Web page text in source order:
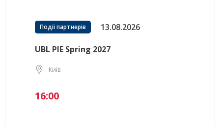
Події партнерів 13.08.2026
UBL PIE Spring 2027
Київ
16:00